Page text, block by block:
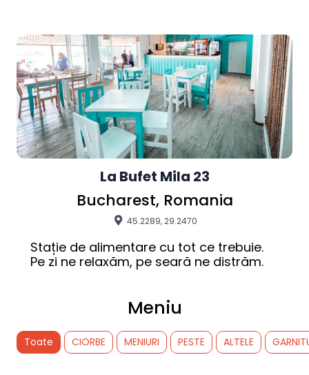
La Bufet Mila 23
Bucharest, Romania
45.2289, 29.2470
Stație de alimentare cu tot ce trebuie.
Pe zi ne relaxăm, pe seară ne distrăm.
Meniu
Toate CIORBE MENIURI PESTE ALTELE